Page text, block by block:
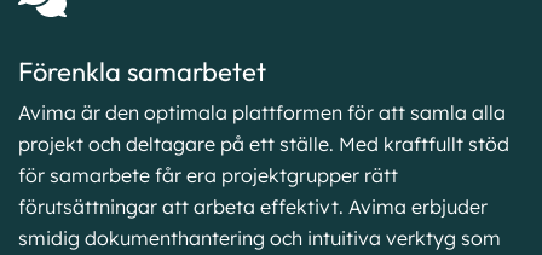
Förenkla samarbetet
Avima är den optimala plattformen för att samla alla
projekt och deltagare på ett ställe. Med kraftfullt stöd
för samarbete får era projektgrupper rätt
förutsättningar att arbeta effektivt. Avima erbjuder
smidig dokumenthantering och intuitiva verktyg som